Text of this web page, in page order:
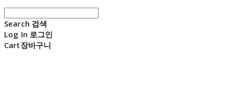
Search 검색
Log In 로그인
Cart장바구니